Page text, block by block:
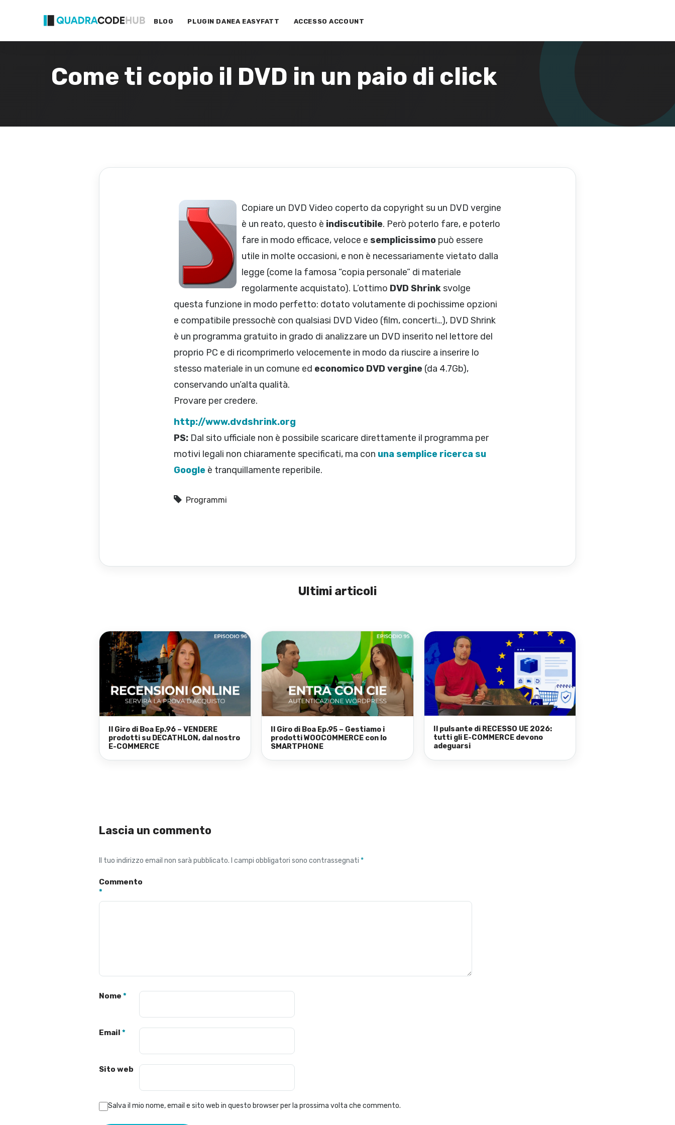
BLOG PLUGIN DANEA EASYFATT ACCESSO ACCOUNT
Come ti copio il DVD in un paio di click
Copiare un DVD Video coperto da copyright su un DVD vergine
è un reato, questo è indiscutibile. Però poterlo fare, e poterlo
fare in modo efficace, veloce e semplicissimo può essere
utile in molte occasioni, e non è necessariamente vietato dalla
legge (come la famosa “copia personale” di materiale
regolarmente acquistato). L’ottimo DVD Shrinksvolge
questa funzione in modo perfetto: dotato volutamente di pochissime opzioni
e compatibile pressochè con qualsiasi DVD Video (film, concerti…), DVD Shrink
è un programma gratuito in grado di analizzare un DVD inserito nel lettore del
proprio PC e di ricomprimerlo velocemente in modo da riuscire a inserire lo
stesso materiale in un comune ed economico DVD vergine (da 4.7Gb),
conservando un’alta qualità.
Provare per credere.
http://www.dvdshrink.org
PS: Dal sito ufficiale non è possibile scaricare direttamente il programma per
motivi legali non chiaramente specificati, ma con una semplice ricerca su
Google è tranquillamente reperibile.
Programmi
Ultimi articoli
Il Giro di Boa Ep.96 – VENDERE
prodotti su DECATHLON, dal nostro
E-COMMERCE
Il Giro di Boa Ep.95 – Gestiamo i
prodotti WOOCOMMERCE con lo
SMARTPHONE
Il pulsante di RECESSO UE 2026:
tutti gli E-COMMERCE devono
adeguarsi
Lascia un commento
Il tuo indirizzo email non sarà pubblicato. I campi obbligatori sono contrassegnati *
Commento
*
Nome *
Email *
Sito web
Salva il mio nome, email e sito web in questo browser per la prossima volta che commento.